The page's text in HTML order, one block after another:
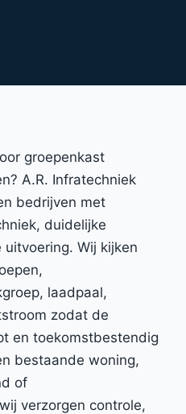
groepenkast
A.R. Infratechniek
bedrijven met
duidelijke
Wij kijken
laadpaal,
zodat de
en toekomstbestendig
bestaande woning,
of
verzorgen controle,